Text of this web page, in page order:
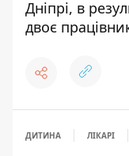
Дніпрі, в
двоє
ДИТИНА ЛІКАРІ